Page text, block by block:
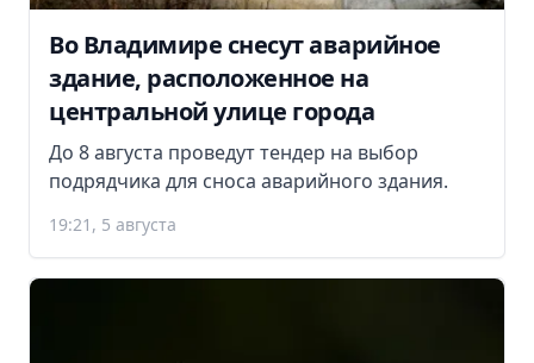
Во Владимире снесут аварийное
здание, расположенное на
центральной улице города
До 8 августа проведут тендер на выбор
подрядчика для сноса аварийного здания.
19:21, 5 августа